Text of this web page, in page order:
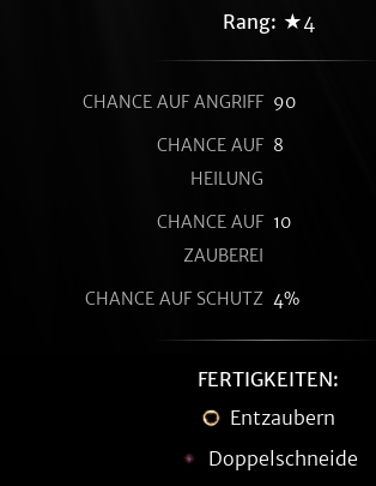
Rang: ★4
CHANCE AUF ANGRIFF 90
CHANCE AUF
HEILUNG
8
CHANCE AUF
ZAUBEREI
10
CHANCE AUF SCHUTZ 4%
FERTIGKEITEN:
Entzaubern
Doppelschneide